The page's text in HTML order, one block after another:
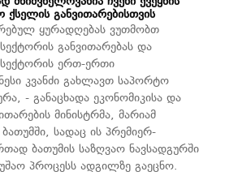
განვითარებისთვის
ყურადღებას ვუთმობთ
განვითარებას და
ერთ-ერთი
კვანძი გახლავთ საპორტო
- განაცხადა ეკონომიკისა და
მინისტრმა, მარიამ
სადაც ის პრემიერ-
ბათუმის საზღვაო ნავსადგურში
პროცესს ადგილზე გაეცნო.